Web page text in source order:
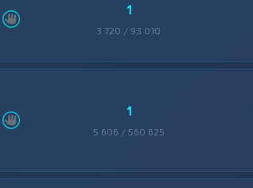
1
3 720 / 93 010
1
5 606 / 560 625